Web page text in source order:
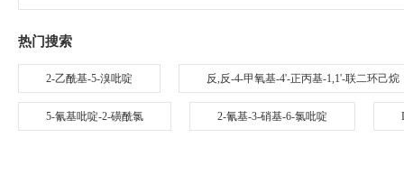
热门搜索
2-乙酰基-5-溴吡啶 反,反-4-甲氧基-4'-正丙基-1,1'-联二环己烷
5-氰基吡啶-2-磺酰氯 2-氰基-3-硝基-6-氯吡啶